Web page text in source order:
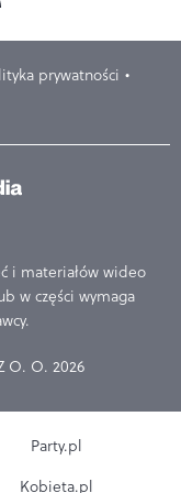
prywatności
i materiałów wideo
w części wymaga
O. O. 2026
Party.pl
Kobieta.pl